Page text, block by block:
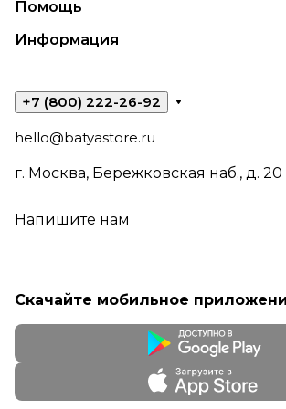
Помощь
Информация
+7 (800) 222-26-92
hello@batyastore.ru
г. Москва, Бережковская наб., д. 20
Напишите нам
Скачайте мобильное